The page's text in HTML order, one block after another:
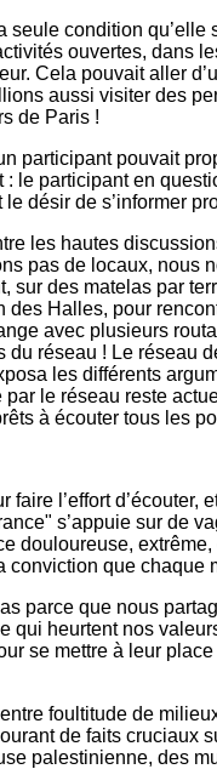
condition
ouvertes, dans
Cela pouvait aller
aussi visiter des
de Paris !
participant pouvait
le participant en
désir de s’informer
les hautes
pas de locaux, nous
des matelas par
Halles, pour
avec plusieurs
réseau ! Le réseau
les différents
le réseau reste
à écouter tous les
l’effort
s’appuie sur de
douloureuse,
que chaque
parce que nous
qui heurtent nos
se mettre à leur
foultitude de
de faits cruciaux
palestinienne, des